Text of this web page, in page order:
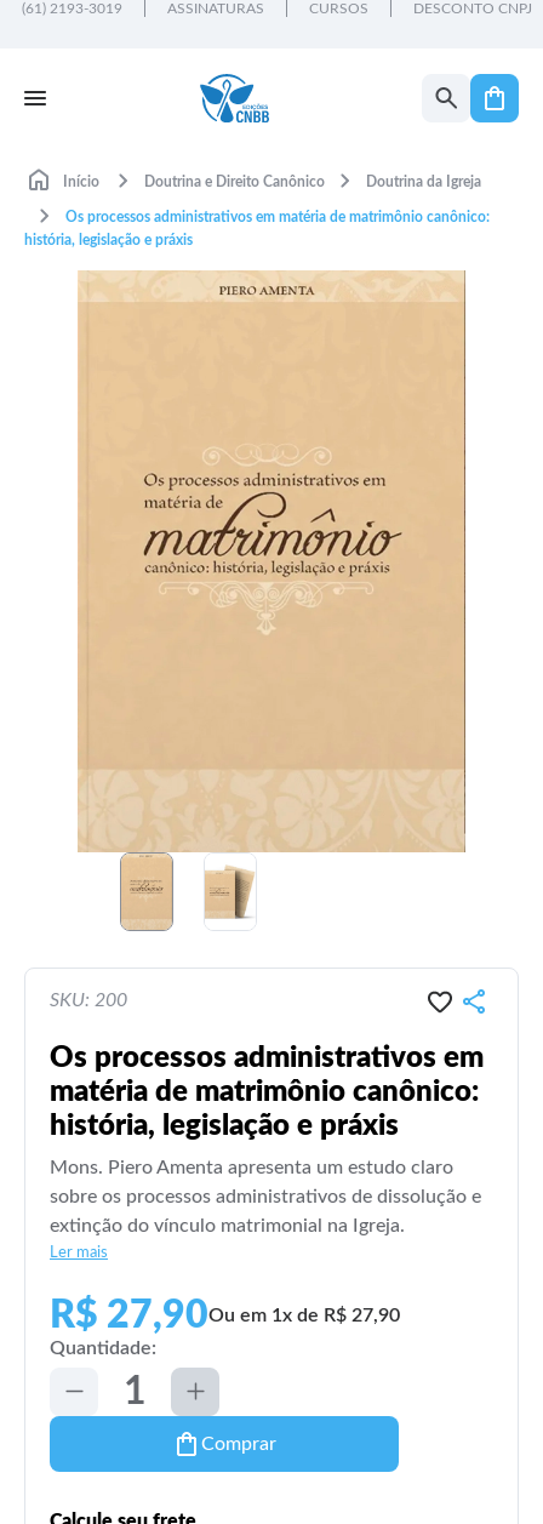
(61) 2193-3019 ASSINATURAS CURSOS DESCONTO CNPJ
Início Doutrina e Direito Canônico Doutrina da Igreja
Os processos administrativos em matéria de matrimônio canônico:
história, legislação e práxis
SKU: 200
Os processos administrativos em
matéria de matrimônio canônico:
história, legislação e práxis
Mons. Piero Amenta apresenta um estudo claro
sobre os processos administrativos de dissolução e
extinção do vínculo matrimonial na Igreja.
Ler mais
R$ 27,90Ou em 1x de R$ 27,90
Quantidade:
Comprar